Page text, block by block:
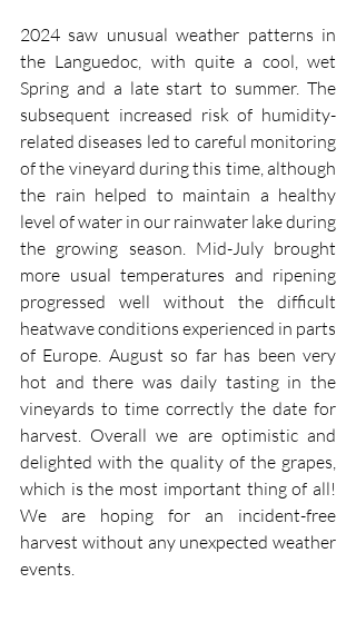
2024 saw unusual weather patterns in
the Languedoc, with quite a cool, wet
Spring and a late start to summer. The
subsequent increased risk of humidity-
related diseases led to careful monitoring
of the vineyard during this time, although
the rain helped to maintain a healthy
level of water in our rainwater lake during
the growing season. Mid-July brought
more usual temperatures and ripening
progressed well without the difficult
heatwave conditions experienced in parts
of Europe. August so far has been very
hot and there was daily tasting in the
vineyards to time correctly the date for
harvest. Overall we are optimistic and
delighted with the quality of the grapes,
which is the most important thing of all!
We are hoping for an incident-free
harvest without any unexpected weather
events.